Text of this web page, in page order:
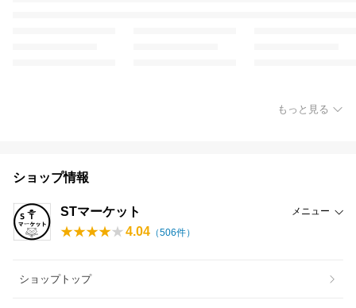
もっと見る
ショップ情報
STマーケット メニュー
4.04 （506件）
ショップトップ